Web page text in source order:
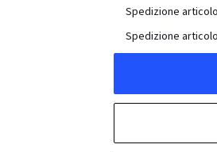
Spedizione articolo
Spedizione articolo